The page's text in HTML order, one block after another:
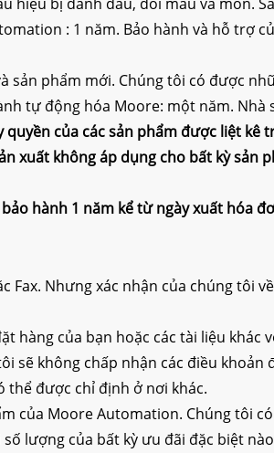
: 1 năm. Bảo hành và hỗ trợ
sản phẩm mới. Chúng tôi có được
tự động hóa Moore: một năm.
của các sản phẩm được liệt kê
xuất không áp dụng cho bất kỳ sản
hành 1 năm kể từ ngày xuất hóa
Nhưng xác nhận của chúng tôi
hàng của bạn hoặc các tài liệu
không chấp nhận các điều khoản
thể được chỉ định ở nơi khác.
của Moore Automation. Chúng tôi
lượng của bất kỳ ưu đãi đặc biệt